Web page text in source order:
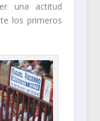
una actitud
los primeros